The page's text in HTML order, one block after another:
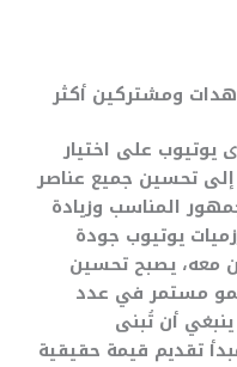
ومشتركين أكثر
يوتيوب على اختيار
تحسين جميع عناصر
المناسب وزيادة
يوتيوب جودة
معه، يصبح تحسين
مستمر في عدد
أن تُبنى
تقديم قيمة حقيقية